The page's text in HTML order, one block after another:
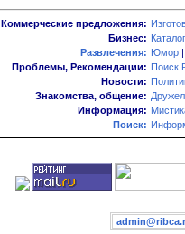
Коммерческие предложения:
Бизнес:
Развлечения: Юмор |
Проблемы, Рекомендации: Поиск
Новости:
Знакомства, общение:
Информация:
Поиск: